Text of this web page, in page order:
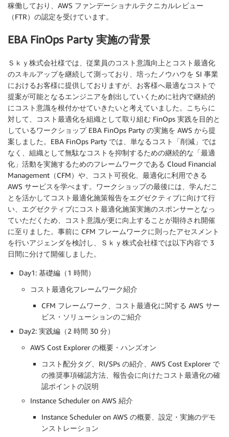
稼働しており、AWS ファンデーショナルテクニカルレビュー
（FTR）の認定を受けています。
EBA FinOps Party 実施の背景
Ｓｋｙ株式会社様では、従業員のコスト意識向上とコスト最適化
のスキルアップを継続して測っており、培ったノウハウを SI 事業
におけるお客様に提供しておりますが、お客様へ最適なコストで
提案が可能となるエンジニアを創出していくために社内で継続的
にコスト意識を根付かせていきたいと考えていました。こちらに
対して、コスト最適化を組織として取り組む FinOps 実践を目的と
しているワークショップ EBA FinOps Party の実施を AWS から提
案しました。EBA FinOps Party では、単なるコスト「削減」では
なく、組織として無駄なコストを抑制するための継続的な「最適
化」活動を実施するためのフレームワークである Cloud Financial
Management（CFM）や、コスト可視化、最適化に利用できる
AWS サービスを学べます。ワークショップの最後には、学んだこ
とを活かしてコスト最適化施策報告をエグゼクティブに向けて行
い、エグゼクティブにコスト最適化施策実施のスポンサーとなっ
ていただくため、コスト意識が更に向上することが期待され開催
に至りました。事前に CFM フレームワークに則ったアセスメント
を行いアジェンダを検討し、Ｓｋｙ株式会社様では以下内容で 3
日間に分けて開催しました。
Day1: 基礎編（1 時間）
コスト最適化フレームワーク紹介
CFM フレームワーク、コスト最適化に関する AWS サー
ビス・ソリューションのご紹介
Day2: 実践編（2 時間 30 分）
AWS Cost Explorer の概要・ハンズオン
コスト配分タグ、RI/SPs の紹介、AWS Cost Explorer で
の推奨事項確認方法、報告会に向けたコスト最適化の確
認ポイントの説明
Instance Scheduler on AWS 紹介
Instance Scheduler on AWS の概要、設定・実施のデモ
ンストレーション